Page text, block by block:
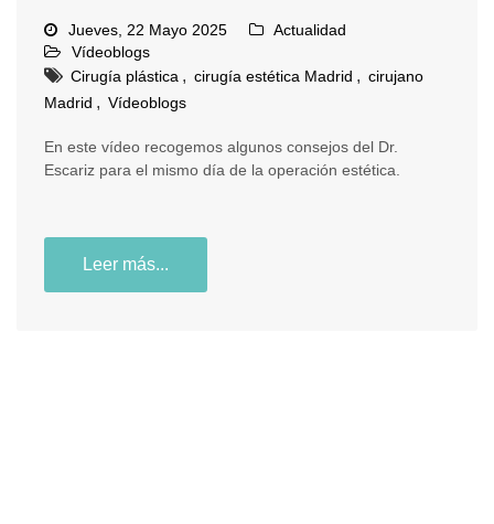
Jueves, 22 Mayo 2025
Actualidad
Vídeoblogs
Cirugía plástica , cirugía estética Madrid , cirujano
Madrid , Vídeoblogs
En este vídeo recogemos algunos consejos del Dr.
Escariz para el mismo día de la operación estética.
Leer más...